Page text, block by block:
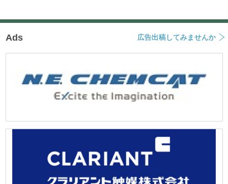
Ads 広告出稿してみませんか